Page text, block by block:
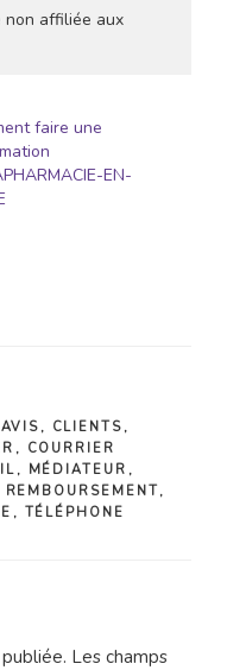
non affiliée aux
faire une
EN-
AVIS , CLIENTS ,
, COURRIER
, MÉDIATEUR ,
REMBOURSEMENT,
, TÉLÉPHONE
Les champs